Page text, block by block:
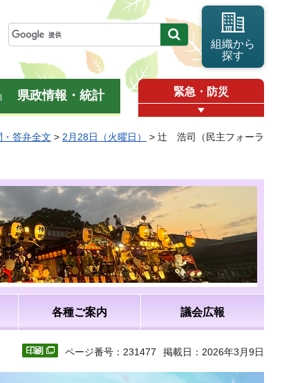
組織から
探す
県政情報・統計 緊急・防災
答弁全文 > 2月28日（火曜日）
> 辻 浩司（民主フォーラ
各種ご案内 議会広報
ページ番号：231477 掲載日：2026年3月9日